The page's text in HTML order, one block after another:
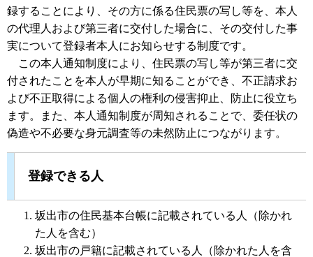
録することにより、その方に係る住民票の写し等を、本人
の代理人および第三者に交付した場合に、その交付した事
実について登録者本人にお知らせする制度です。
この本人通知制度により、住民票の写し等が第三者に交
付されたことを本人が早期に知ることができ、不正請求お
よび不正取得による個人の権利の侵害抑止、防止に役立ち
ます。また、本人通知制度が周知されることで、委任状の
偽造や不必要な身元調査等の未然防止につながります。
登録できる人
坂出市の住民基本台帳に記載されている人（除かれ
た人を含む）
坂出市の戸籍に記載されている人（除かれた人を含